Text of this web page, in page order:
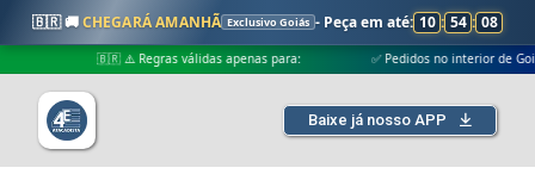
🇧🇷 🚚CHEGARÁ AMANHÃ Exclusivo Goiás - Peça em até: 10 : 54 : 08
🇧🇷 ⚠️ Regras válidas apenas para: ✅ Pedidos no interior de Goiás
Baixe já nosso APP